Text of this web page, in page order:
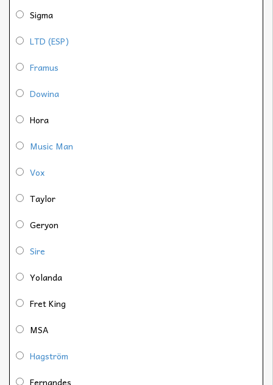
Sigma
LTD (ESP)
Framus
Dowina
Hora
Music Man
Vox
Taylor
Geryon
Sire
Yolanda
Fret King
MSA
Hagström
Fernandes